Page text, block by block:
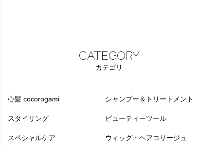
CATEGORY
カテゴリ
心髪 cocorogami シャンプー＆トリートメント
スタイリング ビューティーツール
スペシャルケア ウィッグ・ヘアコサージュ